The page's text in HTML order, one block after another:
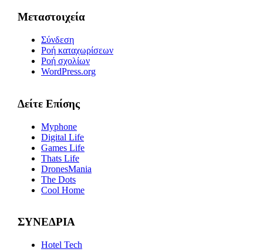
Μεταστοιχεία
Σύνδεση
Ροή καταχωρίσεων
Ροή σχολίων
WordPress.org
Δείτε Επίσης
Myphone
Digital Life
Games Life
Thats Life
DronesMania
The Dots
Cool Home
ΣΥΝΕΔΡΙΑ
Hotel Tech